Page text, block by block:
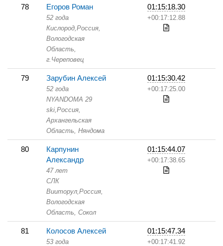
78 Егоров Роман
52 года
Кислород,Россия,
Вологодская
Область,
г.Череповец
01:15:18.30
+00:17:12.88
79 Зарубин Алексей
52 года
NYANDOMA 29
ski,Россия,
Архангельская
Область, Няндома
01:15:30.42
+00:17:25.00
80
Карпунин
Александр
47 лет
СЛК
Вииторул,Россия,
Вологодская
Область, Сокол
01:15:44.07
+00:17:38.65
81 Колосов Алексей
53 года
01:15:47.34
+00:17:41.92